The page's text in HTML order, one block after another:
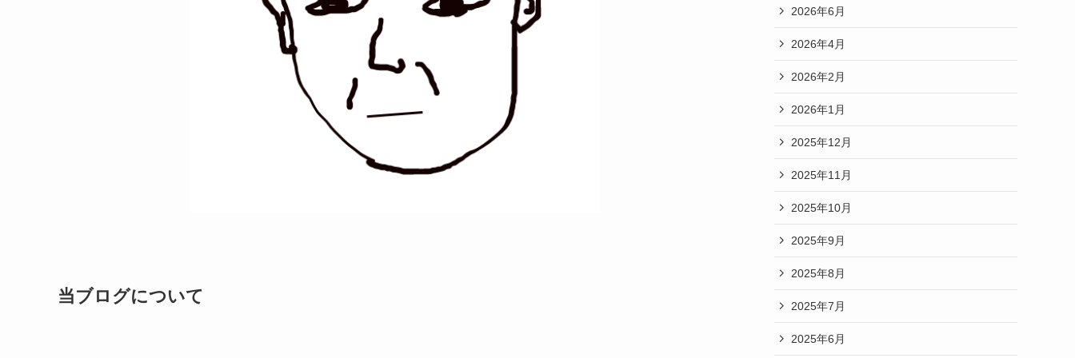
当ブログについて
2026年6月
2026年4月
2026年2月
2026年1月
2025年12月
2025年11月
2025年10月
2025年9月
2025年8月
2025年7月
2025年6月